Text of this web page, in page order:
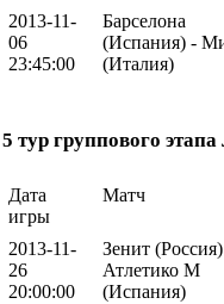
2013-11-
06
23:45:00
Барселона
(Испания) -
(Италия)
5 тур группового
Дата
игры
Матч
2013-11-
26
20:00:00
Зенит
Атлетико М
(Испания)